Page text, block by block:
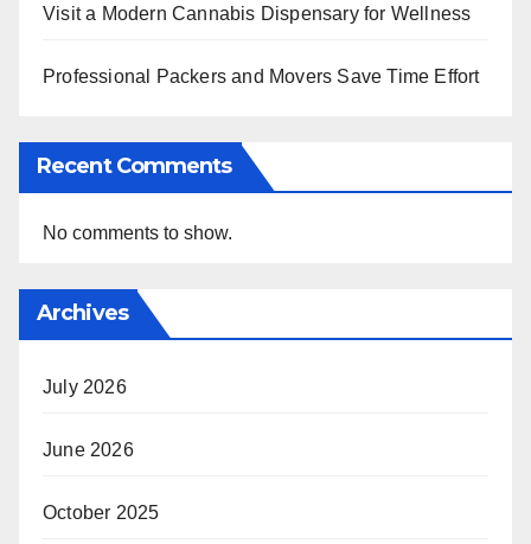
Visit a Modern Cannabis Dispensary for Wellness
Professional Packers and Movers Save Time Effort
Recent Comments
No comments to show.
Archives
July 2026
June 2026
October 2025